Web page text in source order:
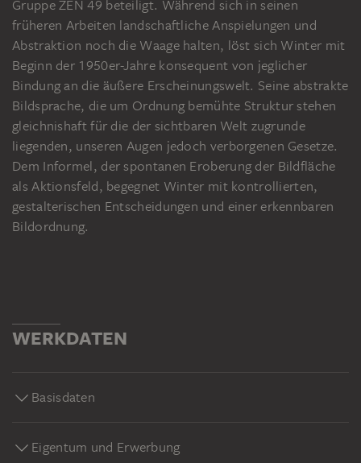
Gruppe ZEN 49 beteiligt. Während sich in seinen
früheren Arbeiten landschaftliche Anspielungen und
Abstraktion noch die Waage halten, löst sich Winter mit
Beginn der 1950er-Jahre konsequent von jeglicher
Bindung an die äußere Erscheinungswelt. Seine abstrakte
Bildsprache, die um Ordnung bemühte Struktur stehen
gleichnishaft für die der sichtbaren Welt zugrunde
liegenden, unseren Augen jedoch verborgenen Gesetze.
Dem Informel, der spontanen Eroberung der Bildfläche
als Aktionsfeld, begegnet Winter mit kontrollierten,
gestalterischen Entscheidungen und einer erkennbaren
Bildordnung.
WERKDATEN
Basisdaten
Eigentum und Erwerbung